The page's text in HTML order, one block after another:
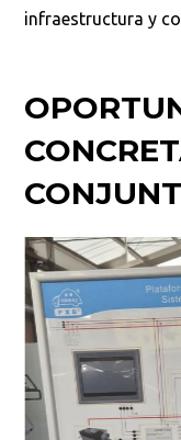
infraestructura y